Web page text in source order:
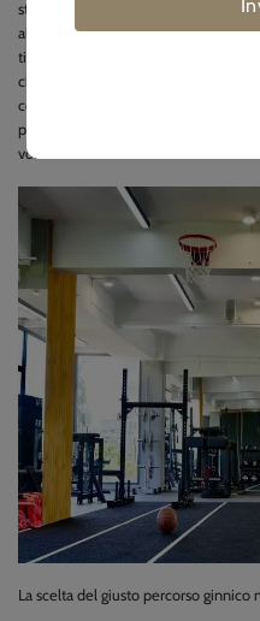
strutture per il fitness e delle
allenamento con lo slittino. Offrono
tipi di piste da ginnastica. Spiega i
chiave da considerare per la scelta.
conoscenze necessarie per
palestra personale o commerciale.
voi.
La scelta del giusto percorso ginnico